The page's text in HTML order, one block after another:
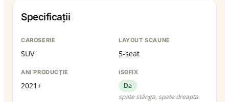
Specificații
CAROSERIE
SUV
LAYOUT SCAUNE
5-seat
ANI PRODUCȚIE
2021+
ISOFIX
Da
spate stânga, spate dreapta